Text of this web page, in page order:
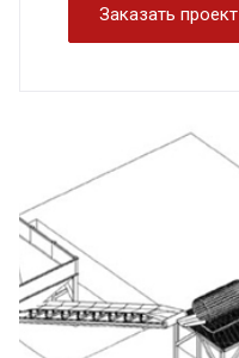
Заказать проект